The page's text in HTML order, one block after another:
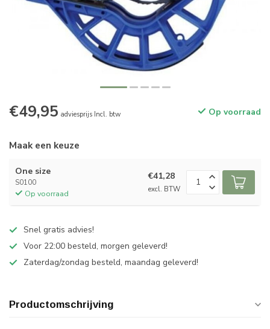
€49,95 adviesprijs Incl. btw Op voorraad
Maak een keuze
One size
S0100
Op voorraad
€41,28
excl. BTW
Snel gratis advies!
Voor 22:00 besteld, morgen geleverd!
Zaterdag/zondag besteld, maandag geleverd!
Productomschrijving